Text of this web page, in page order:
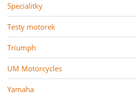
Specialitky
Testy motorek
Triumph
UM Motorcycles
Yamaha